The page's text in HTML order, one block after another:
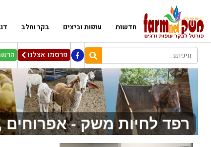
חדשות עופות וביצים בקר וחלב
פרסמו אצלנו